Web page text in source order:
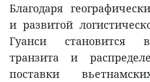
Благодаря
и развитой
Гуанси становится
транзита и
поставки